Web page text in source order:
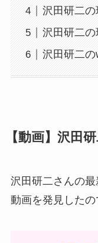
沢田研二の
沢田研二の
沢田研二
【動画】沢田
沢田研二さんの最
動画を発見したの